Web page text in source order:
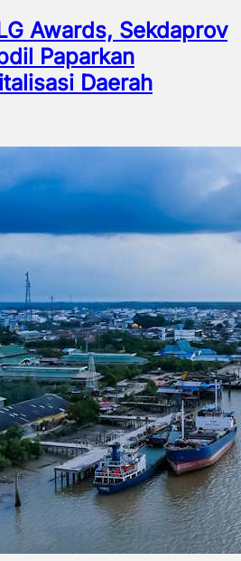
Awards, Sekdaprov
Paparkan
Daerah